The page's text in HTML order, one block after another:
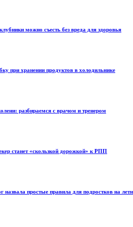
можно съесть без вреда для здоровья
при хранении продуктов в холодильнике
разбираемся с врачом и тренером
станет «скользкой дорожкой» к РПП
назвала простые правила для подростков на